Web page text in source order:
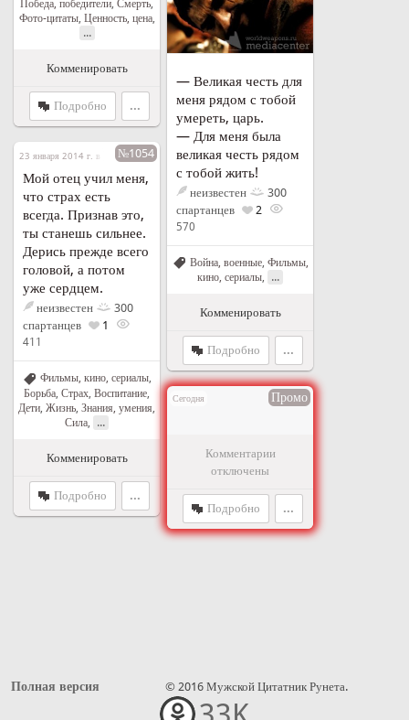
Победа, победители Смерть
Фото-цитаты, Ценность, цена,
...
Комменировать
Подробно ...
— Великая честь для
меня рядом с тобой
умереть, царь.
— Для меня была
великая честь рядом
с тобой жить!
неизвестен
300
спартанцев
2
570
Война, военные, Фильмы,
кино, сериалы, ...
Комменировать
Подробно ...
23 января 2014 г. в 16:44№1054
Мой отец учил меня,
что страх есть
всегда. Признав это,
ты станешь сильнее.
Дерись прежде всего
головой, а потом
уже сердцем.
неизвестен
300
спартанцев
1
411
Фильмы, кино, сериалы,
Борьба Страх Воспитание
Дети Жизнь Знания, умения
Сила
...
Комменировать
Подробно ...
Сегодня Промо
Комментарии
отключены
Подробно ...
Полная версия © 2016 Мужской Цитатник Рунета.